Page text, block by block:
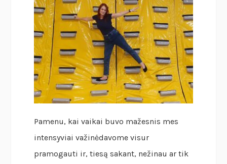
Pamenu, kai vaikai buvo mažesnis mes
intensyviai važinėdavome visur
pramogauti ir, tiesą sakant, nežinau ar tik